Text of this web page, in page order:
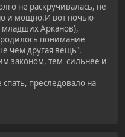
не раскручивалась, не
и мощно.И вот ночью
младших Арканов),
понимание
чем другая вещь".
законом, тем сильнее и
преследовало на